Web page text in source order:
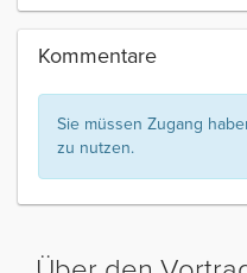
Kommentare
Sie müssen Zugang
zu nutzen.